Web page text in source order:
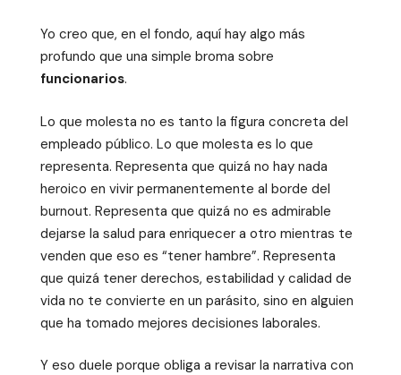
Yo creo que, en el fondo, aquí hay algo más
profundo que una simple broma sobre
funcionarios.
Lo que molesta no es tanto la figura concreta del
empleado público. Lo que molesta es lo que
representa. Representa que quizá no hay nada
heroico en vivir permanentemente al borde del
burnout. Representa que quizá no es admirable
dejarse la salud para enriquecer a otro mientras te
venden que eso es “tener hambre”. Representa
que quizá tener derechos, estabilidad y calidad de
vida no te convierte en un parásito, sino en alguien
que ha tomado mejores decisiones laborales.
Y eso duele porque obliga a revisar la narrativa con